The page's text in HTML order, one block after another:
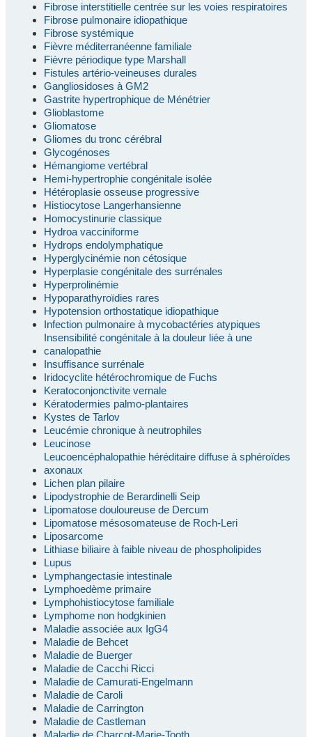
Fibrose interstitielle centrée sur les voies respiratoires
Fibrose pulmonaire idiopathique
Fibrose systémique
Fièvre méditerranéenne familiale
Fièvre périodique type Marshall
Fistules artério-veineuses durales
Gangliosidoses à GM2
Gastrite hypertrophique de Ménétrier
Glioblastome
Gliomatose
Gliomes du tronc cérébral
Glycogénoses
Hémangiome vertébral
Hemi-hypertrophie congénitale isolée
Hétéroplasie osseuse progressive
Histiocytose Langerhansienne
Homocystinurie classique
Hydroa vacciniforme
Hydrops endolymphatique
Hyperglycinémie non cétosique
Hyperplasie congénitale des surrénales
Hyperprolinémie
Hypoparathyroïdies rares
Hypotension orthostatique idiopathique
Infection pulmonaire à mycobactéries atypiques
Insensibilité congénitale à la douleur liée à une
canalopathie
Insuffisance surrénale
Iridocyclite hétérochromique de Fuchs
Keratoconjonctivite vernale
Kératodermies palmo-plantaires
Kystes de Tarlov
Leucémie chronique à neutrophiles
Leucinose
Leucoencéphalopathie héréditaire diffuse à sphéroïdes
axonaux
Lichen plan pilaire
Lipodystrophie de Berardinelli Seip
Lipomatose douloureuse de Dercum
Lipomatose mésosomateuse de Roch-Leri
Liposarcome
Lithiase biliaire à faible niveau de phospholipides
Lupus
Lymphangectasie intestinale
Lymphoedème primaire
Lymphohistiocytose familiale
Lymphome non hodgkinien
Maladie associée aux IgG4
Maladie de Behcet
Maladie de Buerger
Maladie de Cacchi Ricci
Maladie de Camurati-Engelmann
Maladie de Caroli
Maladie de Carrington
Maladie de Castleman
Maladie de Charcot-Marie-Tooth